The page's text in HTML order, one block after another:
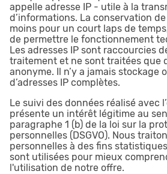
appelle adresse IP - utile à la
d’informations. La conservation
moins pour un court laps de
de permettre le fonctionnement
Les adresses IP sont raccourcies
traitement et ne sont traitées que
anonyme. Il n’y a jamais stockage
d’adresses IP complètes.
Le suivi des données réalisé avec
présente un intérêt légitime au
paragraphe 1 (b) de la loi sur la
personnelles (DSGVO). Nous
personnelles à des fins
sont utilisées pour mieux
l'utilisation de notre offre.